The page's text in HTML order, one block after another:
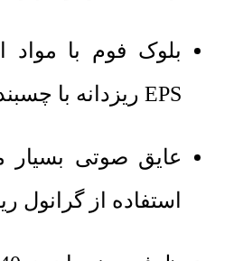
بلوک فوم با مواد
EPS ریزدانه با چسبندگی بالا
عایق صوتی بسیار
استفاده از گرانول